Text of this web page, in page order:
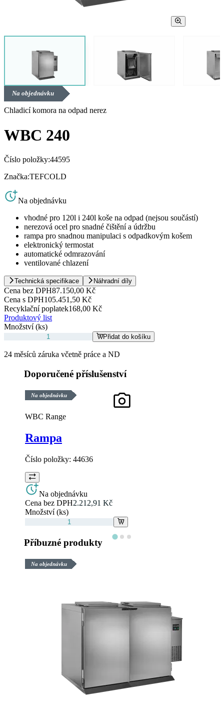
Na objednávku
Chladicí komora na odpad nerez
WBC 240
Číslo položky:44595
Značka:TEFCOLD
Na objednávku
vhodné pro 120l i 240l koše na odpad (nejsou součástí)
nerezová ocel pro snadné čištění a údržbu
rampa pro snadnou manipulaci s odpadkovým košem
elektronický termostat
automatické odmrazování
ventilované chlazení
Technická specifikace Náhradní díly
Cena bez DPH87.150,00 Kč
Cena s DPH105.451,50 Kč
Recyklační poplatek168,00 Kč
Produktový list
Množství (ks)
Přidat do košíku
24 měsíců záruka včetně práce a ND
Doporučené příslušenství
Na objednávku
WBC Range
Rampa
Číslo položky: 44636
Na objednávku
Cena bez DPH2.212,91 Kč
Množství (ks)
Příbuzné produkty
Na objednávku